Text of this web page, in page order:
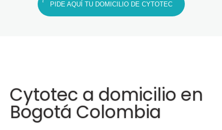
PIDE AQUÍ TU DOMICILIO DE CYTOTEC
Cytotec a domicilio en
Bogotá Colombia